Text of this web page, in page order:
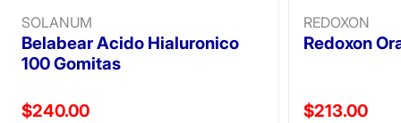
SOLANUM
Belabear Acido Hialuronico
100 Gomitas
Precio reducido de
$240.00
REDOXON
Redoxon
Precio
$213.00